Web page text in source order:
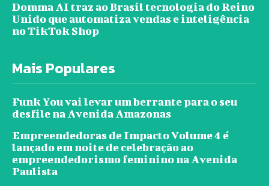
Domma AI traz ao Brasil tecnologia do Reino
Unido que automatiza vendas e inteligência
no TikTok Shop
Mais Populares
Funk You vai levar um berrante para o seu
desfile na Avenida Amazonas
Empreendedoras de Impacto Volume 4 é
lançado em noite de celebração ao
empreendedorismo feminino na Avenida
Paulista